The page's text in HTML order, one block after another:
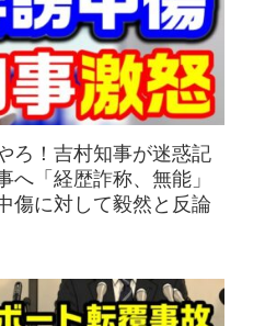
ろ！吉村知事が迷惑記
へ「経歴詐称、無能」
傷に対して毅然と反論